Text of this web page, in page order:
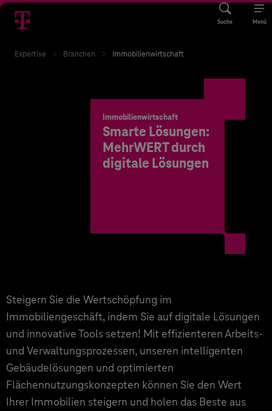
Suche Menü
Expertise Branchen Immobilienwirtschaft
Immobilienwirtschaft
Smarte Lösungen:
MehrWERT durch
digitale Lösungen
Steigern Sie die Wertschöpfung im
Immobiliengeschäft, indem Sie auf digitale Lösungen
und innovative Tools setzen! Mit effizienteren Arbeits-
und Verwaltungsprozessen, unseren intelligenten
Gebäudelösungen und optimierten
Flächennutzungskonzepten können Sie den Wert
Ihrer Immobilien steigern und holen das Beste aus